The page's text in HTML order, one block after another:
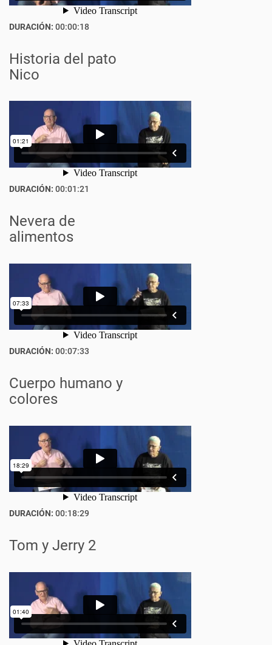
DURACIÓN: 00:00:18
Historia del pato
Nico
DURACIÓN: 00:01:21
Nevera de
alimentos
DURACIÓN: 00:07:33
Cuerpo humano y
colores
DURACIÓN: 00:18:29
Tom y Jerry 2